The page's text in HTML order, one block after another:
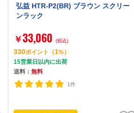
弘益 HTR-P2(BR) ブラウン スクリー
ンラック
￥ 33,060 (税込)
330ポイント （1%）
15営業日以内に出荷
送料： 無料
1件
お気に入り